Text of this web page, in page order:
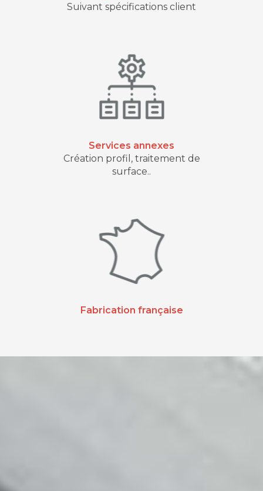
Suivant spécifications client
Services annexes
Création profil, traitement de
surface..
Fabrication française